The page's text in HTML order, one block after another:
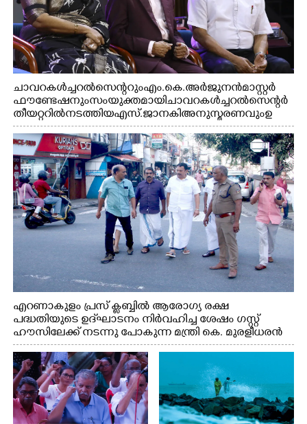
ചാവറ കൾച്ചറൽ സെന്ററും എം.കെ. അർജുനൻ മാസ്റ്റർ
ഫൗണ്ടേഷനും സംയുക്തമായി ചാവറ കൾച്ചറൽ സെന്റർ
തീയറ്ററിൽ നടത്തിയ എസ്. ജാനകി അനുസ്മരണവും ഉ
ദ്ഘാടനം ചെയ്യാനെത്തിയ സംഗീത സംവിധായകൻ ജെറി
അമൽദേവ്, ഗായിക ജെൻസി, എം.കെ. അർജുനൻ
ഫൗണ്ടേഷൻ ചെയർമാൻ ഡോ. രാധാകൃഷ്ണൻ എന്നിവർ
എറണാകുളം പ്രസ് ക്ലബ്ബിൽ ആരോഗ്യ രക്ഷ
പദ്ധതിയുടെ ഉദ്‌ഘാടനം നിർവഹിച്ച ശേഷം ഗസ്റ്റ്
ഹൗസിലേക്ക് നടന്നു പോകുന്ന മന്ത്രി കെ. മുരളീധരൻ